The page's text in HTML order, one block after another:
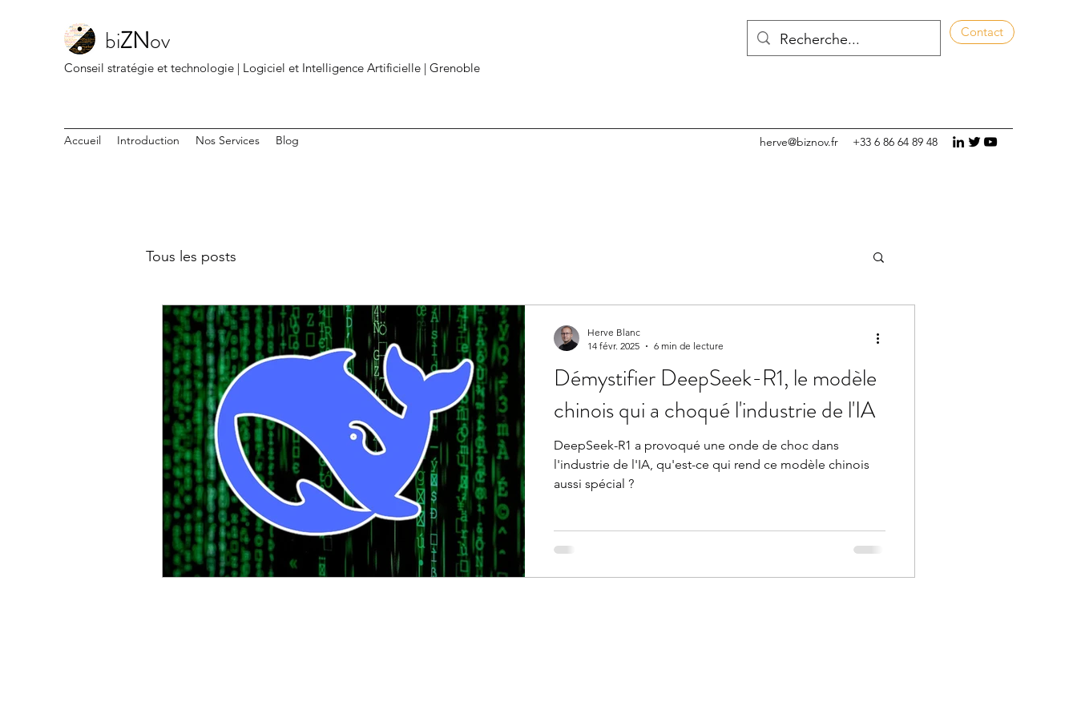
biZNov
Conseil stratégie et technologie | Logiciel et Intelligence Artificielle | Grenoble
Contact
Accueil Introduction Nos Services Blog herve@biznov.fr +33 6 86 64 89 48
Tous les posts
Démystifier DeepSeek-R1, le modèle
chinois qui a choqué l'industrie de l'IA
DeepSeek-R1 a provoqué une onde de choc dans
l'industrie de l'IA, qu'est-ce qui rend ce modèle chinois
aussi spécial ?
Herve Blanc
14 févr. 2025
6 min de lecture